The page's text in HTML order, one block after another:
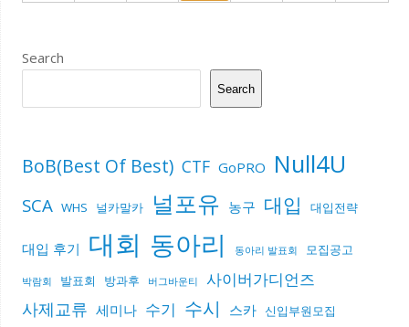
Search
Search
BoB(Best Of Best) CTF GoPRO Null4U
SCA WHS 널카말카 널포유 농구 대입 대입전략
대입 후기 대회 동아리 동아리 발표회 모집공고
박람회 발표회 방과후 버그바운티 사이버가디언즈
사제교류 세미나 수기 수시 스카 신입부원모집